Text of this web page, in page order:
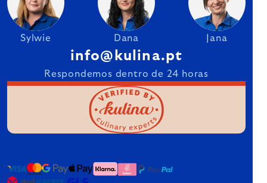
Sylwie Dana Jana
info@kulina.pt
Respondemos dentro de 24 horas